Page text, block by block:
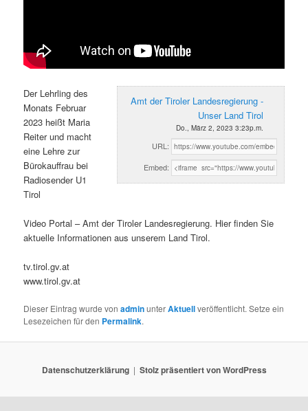
Amt der Tiroler Landesregierung -
Unser Land Tirol
Do., März 2, 2023 3:23p.m.
URL:
Embed:
Der Lehrling des
Monats Februar
2023 heißt Maria
Reiter und macht
eine Lehre zur
Bürokauffrau bei
Radiosender U1
Tirol
Video Portal – Amt der Tiroler Landesregierung. Hier finden Sie
aktuelle Informationen aus unserem Land Tirol.
tv.tirol.gv.at
www.tirol.gv.at
Dieser Eintrag wurde vonadminunterAktuellveröffentlicht. Setze ein
Lesezeichen für den Permalink.
Datenschutzerklärung Stolz präsentiert von WordPress